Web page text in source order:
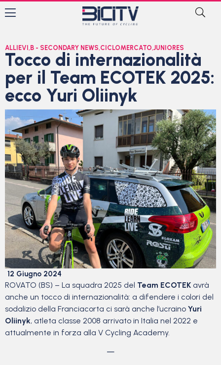
ALLIEVI , B - SECONDARY NEWS,CICLOMERCATO,JUNIORES
Tocco di internazionalità
per il Team ECOTEK 2025:
ecco Yuri Oliinyk
12 Giugno 2024
ROVATO (BS) – La squadra 2025 del Team ECOTEK avrà
anche un tocco di internazionalità: a difendere i colori del
sodalizio della Franciacorta ci sarà anche l’ucraino Yuri
Oliinyk, atleta classe 2008 arrivato in Italia nel 2022 e
attualmente in forza alla V Cycling Academy.
—